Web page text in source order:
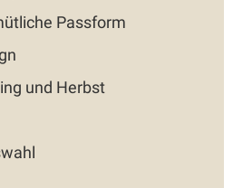
Passform
und Herbst